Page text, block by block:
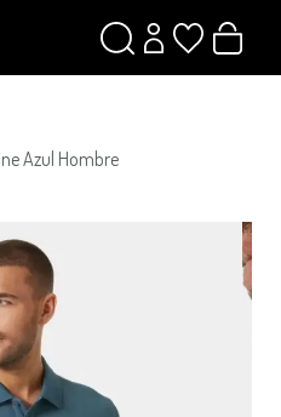
Azul Hombre